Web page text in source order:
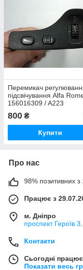
Перемикач
підсвічування Alfa
156016309 / A223
800 ₴
Купити
Про нас
98% позитивних з
Працює з
м. Дніпро
проспект Героїв
Контакти
Сьогодні
Показати весь